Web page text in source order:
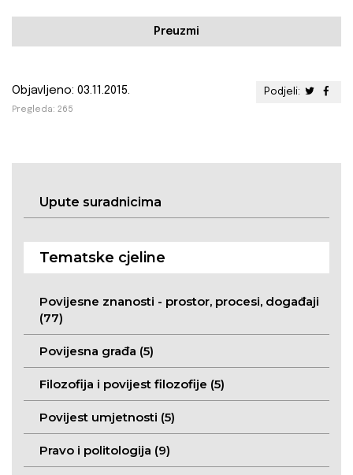
Preuzmi
Podjeli:
Objavljeno: 03.11.2015.
Pregleda: 265
Upute suradnicima
Tematske cjeline
Povijesne znanosti - prostor, procesi, događaji
(77)
Povijesna građa (5)
Filozofija i povijest filozofije (5)
Povijest umjetnosti (5)
Pravo i politologija (9)